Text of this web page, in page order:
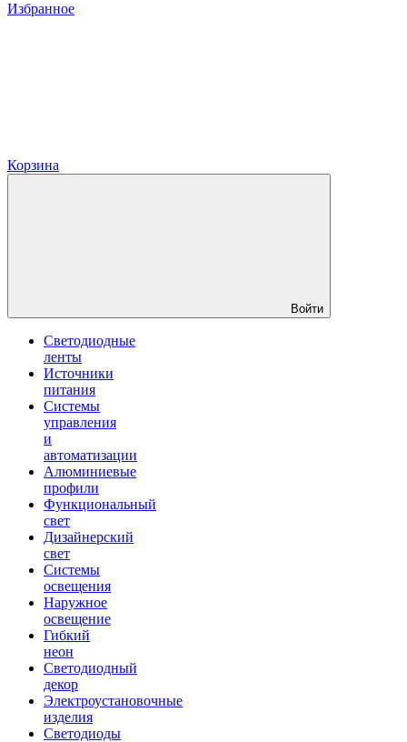
Избранное
Корзина
Войти
Светодиодные
ленты
Источники
питания
Системы
управления
и
автоматизации
Алюминиевые
профили
Функциональный
свет
Дизайнерский
свет
Системы
освещения
Наружное
освещение
Гибкий
неон
Светодиодный
декор
Электроустановочные
изделия
Светодиоды